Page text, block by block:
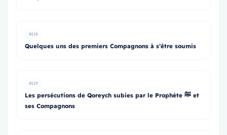
#118
Quelques uns des premiers Compagnons à s’être soumis
#119
Les persécutions de Qoreych subies par le Prophète ﷺ et
ses Compagnons